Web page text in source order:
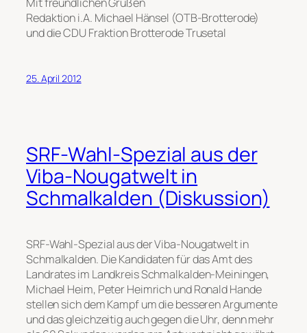
Redaktion i.A. Michael Hänsel (OTB-Brotterode)
und die CDU Fraktion Brotterode Trusetal
25. April 2012
SRF-Wahl-Spezial aus der
Viba-Nougatwelt in
Schmalkalden (Diskussion)
SRF-Wahl-Spezial aus der Viba-Nougatwelt in
Schmalkalden. Die Kandidaten für das Amt des
Landrates im Landkreis Schmalkalden-Meiningen,
Michael Heim, Peter Heimrich und Ronald Hande
stellen sich dem Kampf um die besseren Argumente
und das gleichzeitig auch gegen die Uhr, denn mehr